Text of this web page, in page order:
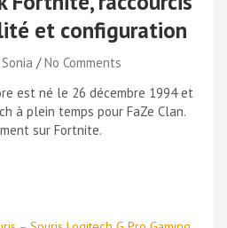
et configuration
No Comments
est né le 26 décembre 1994 et
à plein temps pour FaZe Clan.
sur Fortnite.